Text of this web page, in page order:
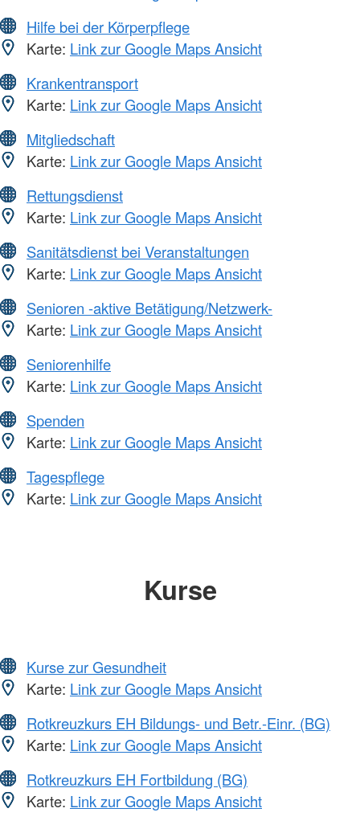
Hilfe bei der Körperpflege
Karte: Link zur Google Maps Ansicht
Krankentransport
Karte: Link zur Google Maps Ansicht
Mitgliedschaft
Karte: Link zur Google Maps Ansicht
Rettungsdienst
Karte: Link zur Google Maps Ansicht
Sanitätsdienst bei Veranstaltungen
Karte: Link zur Google Maps Ansicht
Senioren -aktive Betätigung/Netzwerk-
Karte: Link zur Google Maps Ansicht
Seniorenhilfe
Karte: Link zur Google Maps Ansicht
Spenden
Karte: Link zur Google Maps Ansicht
Tagespflege
Karte: Link zur Google Maps Ansicht
Kurse
Kurse zur Gesundheit
Karte: Link zur Google Maps Ansicht
Rotkreuzkurs EH Bildungs- und Betr.-Einr. (BG)
Karte: Link zur Google Maps Ansicht
Rotkreuzkurs EH Fortbildung (BG)
Karte: Link zur Google Maps Ansicht